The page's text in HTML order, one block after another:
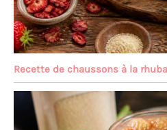
Recette de chaussons à la